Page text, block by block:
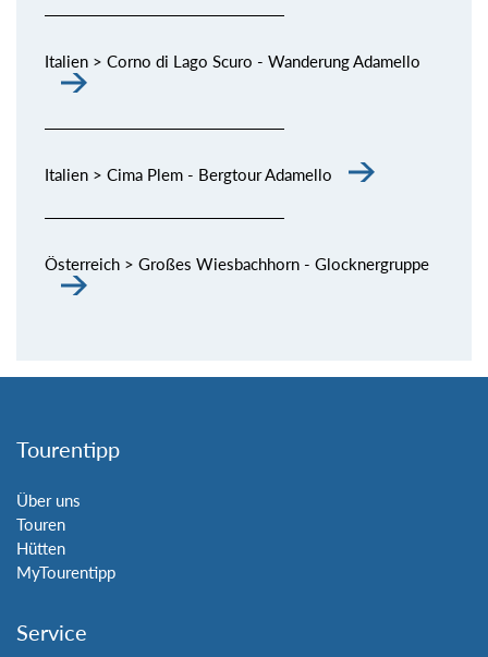
Italien > Corno di Lago Scuro - Wanderung Adamello
Italien > Cima Plem - Bergtour Adamello
Österreich > Großes Wiesbachhorn - Glocknergruppe
Tourentipp
Über uns
Touren
Hütten
MyTourentipp
Service